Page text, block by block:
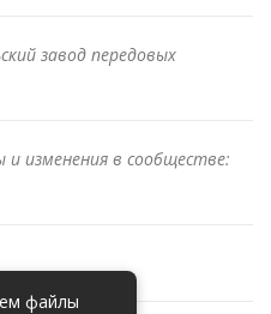
завод передовых
изменения в сообществе:
файлы